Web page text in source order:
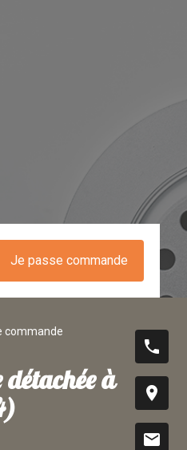
Je passe commande
commande
détachée à
phone
place
mail